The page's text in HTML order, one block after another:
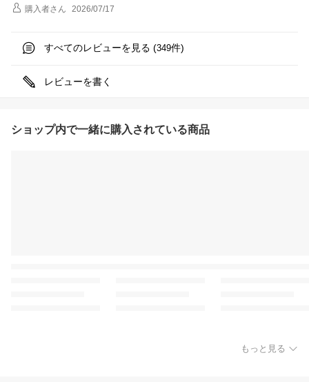
購入者さん 2026/07/17
すべてのレビューを見る (349件)
レビューを書く
ショップ内で一緒に購入されている商品
もっと見る